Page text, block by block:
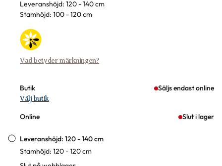
Leveranshöjd: 120 - 140 cm
Stamhöjd: 100 - 120 cm
Vad betyder märkningen?
Butik Säljs endast online
Välj butik
Online Slut i lager
Leveranshöjd: 120 - 140 cm
Stamhöjd: 120 - 120 cm